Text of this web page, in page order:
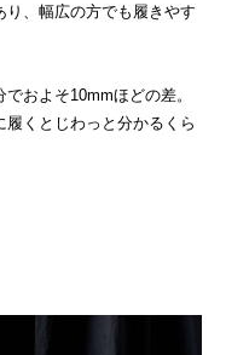
り、幅広の方でも履きやす
およそ10mmほどの差。
くとじわっと分かるくら